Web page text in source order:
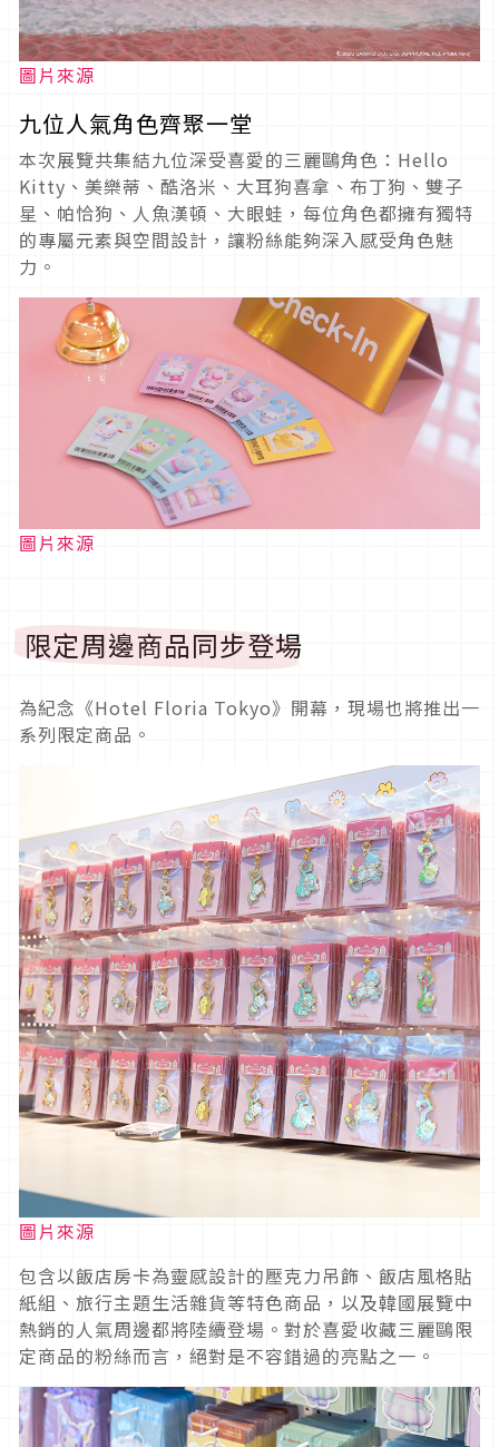
圖片來源
九位人氣角色齊聚一堂
本次展覽共集結九位深受喜愛的三麗鷗角色：Hello
Kitty、美樂蒂、酷洛米、大耳狗喜拿、布丁狗、雙子
星、帕恰狗、人魚漢頓、大眼蛙，每位角色都擁有獨特
的專屬元素與空間設計，讓粉絲能夠深入感受角色魅
力。
圖片來源
限定周邊商品同步登場
為紀念《Hotel Floria Tokyo》開幕，現場也將推出一
系列限定商品。
圖片來源
包含以飯店房卡為靈感設計的壓克力吊飾、飯店風格貼
紙組、旅行主題生活雜貨等特色商品，以及韓國展覽中
熱銷的人氣周邊都將陸續登場。對於喜愛收藏三麗鷗限
定商品的粉絲而言，絕對是不容錯過的亮點之一。